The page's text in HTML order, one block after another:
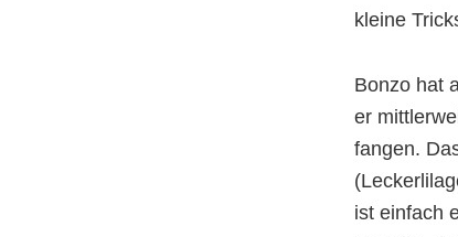
kleine
Bonzo hat
er
fangen.
ist einfach